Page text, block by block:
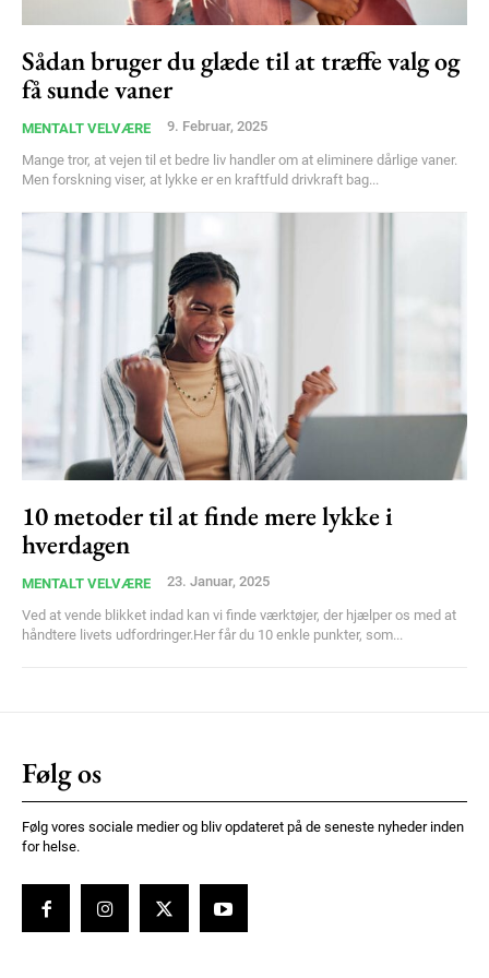
Member full access
100DKK
Etiam est nibh, lobortis sit
Praesent euismod ac
Nullam eu erat condimentum
Donec quis est ac felis
Orci varius natoque dolor
YEARLY PRICING MONTHLY PRICING
Sådan bruger du glæde til at træffe valg og
få sunde vaner
MENTALT VELVÆRE 9. Februar, 2025
Mange tror, at vejen til et bedre liv handler om at eliminere dårlige vaner.
Men forskning viser, at lykke er en kraftfuld drivkraft bag...
10 metoder til at finde mere lykke i
hverdagen
MENTALT VELVÆRE 23. Januar, 2025
Ved at vende blikket indad kan vi finde værktøjer, der hjælper os med at
håndtere livets udfordringer.Her får du 10 enkle punkter, som...
Følg os
Følg vores sociale medier og bliv opdateret på de seneste nyheder inden
for helse.